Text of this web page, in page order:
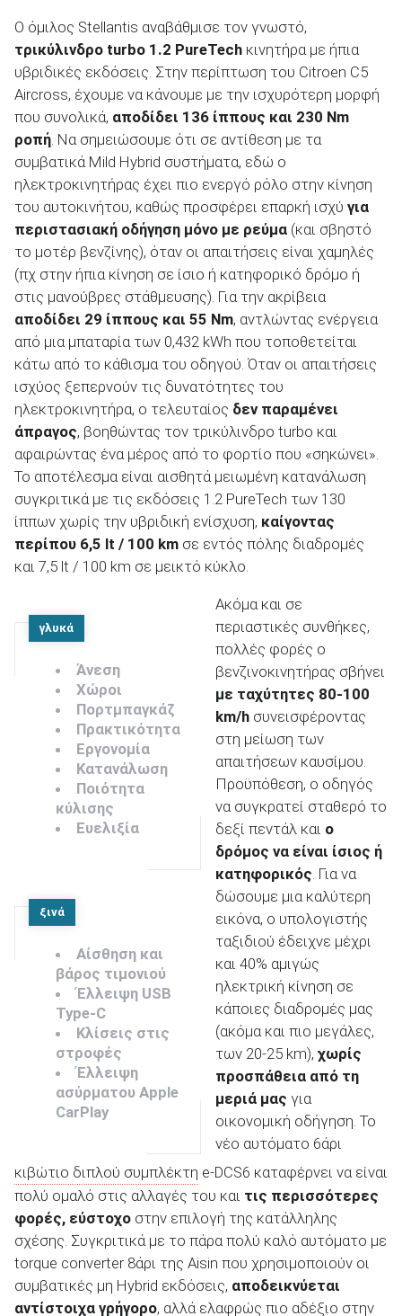
Ο όμιλος Stellantis αναβάθμισε τον γνωστό,
τρικύλινδρο turbo 1.2 PureTech κινητήρα με ήπια
υβριδικές εκδόσεις. Στην περίπτωση του Citroen C5
Aircross, έχουμε να κάνουμε με την ισχυρότερη μορφή
που συνολικά, αποδίδει 136 ίππους και 230 Nm
ροπή. Να σημειώσουμε ότι σε αντίθεση με τα
συμβατικά Mild Hybrid συστήματα, εδώ ο
ηλεκτροκινητήρας έχει πιο ενεργό ρόλο στην κίνηση
του αυτοκινήτου, καθώς προσφέρει επαρκή ισχύ για
περιστασιακή οδήγηση μόνο με ρεύμα (και σβηστό
το μοτέρ βενζίνης), όταν οι απαιτήσεις είναι χαμηλές
(πχ στην ήπια κίνηση σε ίσιο ή κατηφορικό δρόμο ή
στις μανούβρες στάθμευσης). Για την ακρίβεια
αποδίδει 29 ίππους και 55 Nm, αντλώντας ενέργεια
από μια μπαταρία των 0,432 kWh που τοποθετείται
κάτω από το κάθισμα του οδηγού. Όταν οι απαιτήσεις
ισχύος ξεπερνούν τις δυνατότητες του
ηλεκτροκινητήρα, ο τελευταίος δεν παραμένει
άπραγος, βοηθώντας τον τρικύλινδρο turbo και
αφαιρώντας ένα μέρος από το φορτίο που «σηκώνει».
Το αποτέλεσμα είναι αισθητά μειωμένη κατανάλωση
συγκριτικά με τις εκδόσεις 1.2 PureTech των 130
ίππων χωρίς την υβριδική ενίσχυση, καίγοντας
περίπου 6,5 lt / 100 km σε εντός πόλης διαδρομές
και 7,5 lt / 100 km σε μεικτό κύκλο.
γλυκά
Άνεση
Χώροι
Πορτμπαγκάζ
Πρακτικότητα
Εργονομία
Κατανάλωση
Ποιότητα
κύλισης
Ευελιξία
ξινά
Αίσθηση και
βάρος τιμονιού
Έλλειψη USB
Type-C
Κλίσεις στις
στροφές
Έλλειψη
ασύρματου Apple
CarPlay
Ακόμα και σε
περιαστικές συνθήκες,
πολλές φορές ο
βενζινοκινητήρας σβήνει
με ταχύτητες 80-100
km/h συνεισφέροντας
στη μείωση των
απαιτήσεων καυσίμου.
Προϋπόθεση, ο οδηγός
να συγκρατεί σταθερό το
δεξί πεντάλ και ο
δρόμος να είναι ίσιος ή
κατηφορικός . Για να
δώσουμε μια καλύτερη
εικόνα, ο υπολογιστής
ταξιδιού έδειχνε μέχρι
και 40% αμιγώς
ηλεκτρική κίνηση σε
κάποιες διαδρομές μας
(ακόμα και πιο μεγάλες,
των 20-25 km), χωρίς
προσπάθεια από τη
μεριά μας για
οικονομική οδήγηση. Το
νέο αυτόματο 6άρι
κιβώτιο διπλού συμπλέκτη e-DCS6 καταφέρνει να είναι
πολύ ομαλό στις αλλαγές του και τις περισσότερες
φορές, εύστοχο στην επιλογή της κατάλληλης
σχέσης. Συγκριτικά με το πάρα πολύ καλό αυτόματο με
torque converter 8άρι της Aisin που χρησιμοποιούν οι
συμβατικές μη Hybrid εκδόσεις, αποδεικνύεται
αντίστοιχα γρήγορο, αλλά ελαφρώς πιο αδέξιο στην